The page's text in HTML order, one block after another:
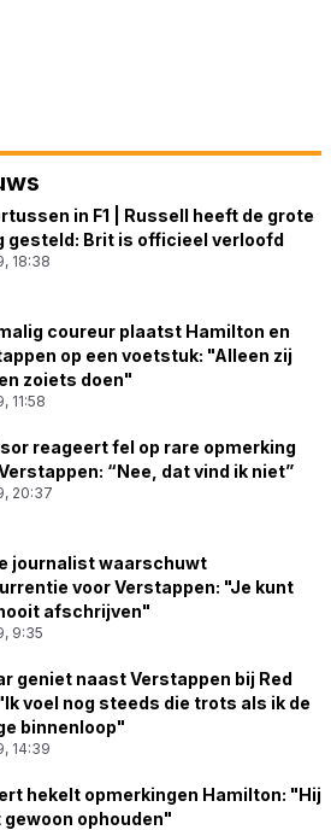
in F1 | Russell heeft de grote
gesteld: Brit is officieel verloofd
18:38
coureur plaatst Hamilton en
op een voetstuk: "Alleen zij
zoiets doen"
11:58
reageert fel op rare opmerking
“Nee, dat vind ik niet”
20:37
journalist waarschuwt
voor Verstappen: "Je kunt
afschrijven"
9:35
geniet naast Verstappen bij Red
voel nog steeds die trots als ik de
binnenloop"
14:39
hekelt opmerkingen Hamilton: "Hij
gewoon ophouden"